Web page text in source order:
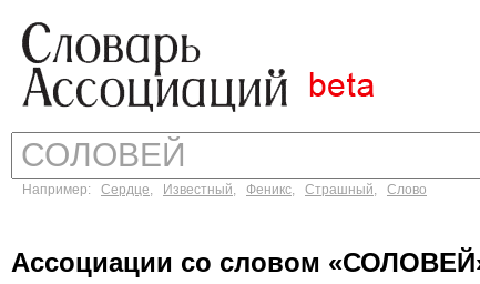
Например: Сердце, Известный, Феникс, Страшный, Слово
Ассоциации со словом